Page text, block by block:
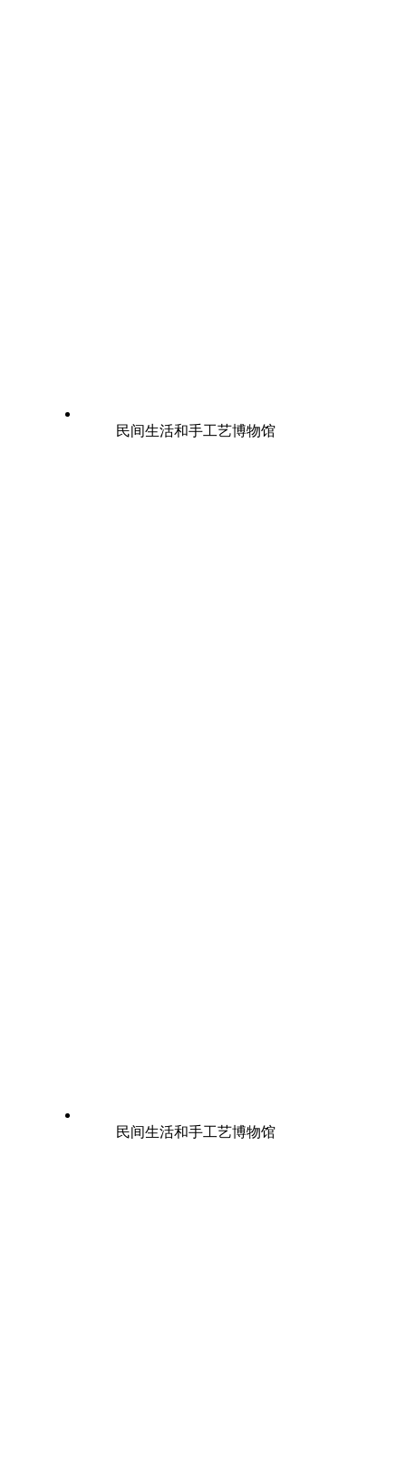
民间生活和手工艺博物馆
民间生活和手工艺博物馆